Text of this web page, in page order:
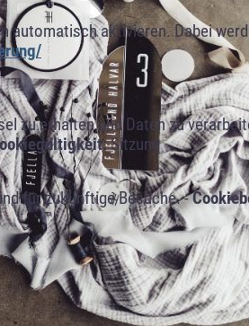
automatisch aktivieren. Dabei
zu erhalten und Daten zu
Sitzung
für zukünftige Besuche. -